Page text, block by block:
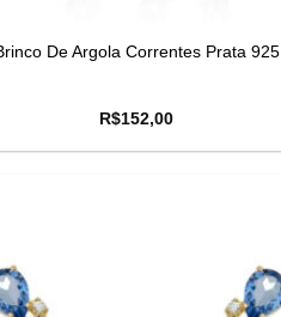
De Argola Correntes Prata 925
R$152,00